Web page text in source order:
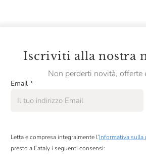
Campo Alle Comete
Campogiovanni
Cantina Mesa
Cantine Florio
Iscriviti alla nostra
Non perderti novità, offerte
Email *
Letta e compresa integralmente l’Informativa sulla
presto a Eataly i seguenti consensi: